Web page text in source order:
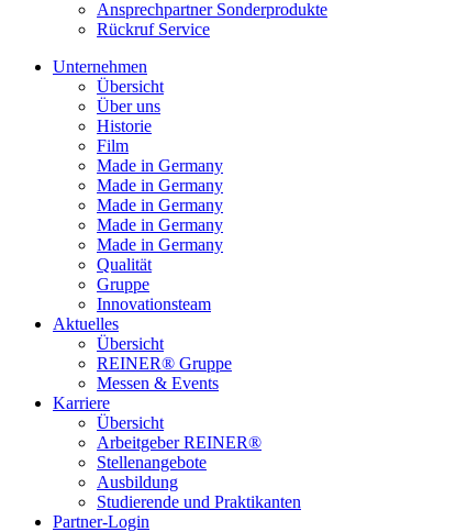
Ansprechpartner Sonderprodukte
Rückruf Service
Unternehmen
Übersicht
Über uns
Historie
Film
Made in Germany
Made in Germany
Made in Germany
Made in Germany
Made in Germany
Qualität
Gruppe
Innovationsteam
Aktuelles
Übersicht
REINER® Gruppe
Messen & Events
Karriere
Übersicht
Arbeitgeber REINER®
Stellenangebote
Ausbildung
Studierende und Praktikanten
Partner-Login